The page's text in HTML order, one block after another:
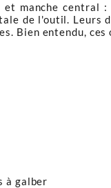
et manche
de l'outil. Leurs
Bien entendu,
à galber